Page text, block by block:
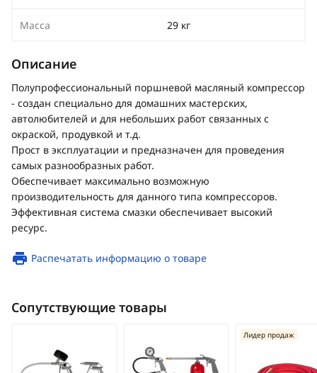
Масса 29 кг
Описание
Полупрофессиональный поршневой масляный компрессор
- создан специально для домашних мастерских,
автолюбителей и для небольших работ связанных с
окраской, продувкой и т.д.
Прост в эксплуатации и предназначен для проведения
самых разнообразных работ.
Обеспечивает максимально возможную
производительность для данного типа компрессоров.
Эффективная система смазки обеспечивает высокий
ресурс.
Распечатать информацию о товаре
Сопутствующие товары
Лидер продаж